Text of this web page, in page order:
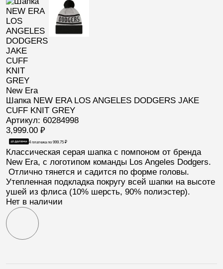
New Era
Шапка NEW ERA LOS ANGELES DODGERS JAKE
CUFF KNIT GREY
Артикул: 60284998
3,999.00 ₽
4 платежа по 999.75 ₽
Классическая серая шапка с помпоном от бренда
New Era, с логотипом команды Los Angeles Dodgers.
Отлично тянется и садится по форме головы.
Утепленная подкладка покругу всей шапки на высоте
ушей из флиса (10% шерсть, 90% полиэстер).
Нет в наличии